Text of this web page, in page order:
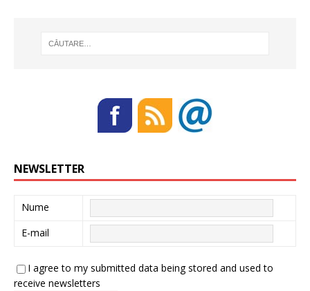
NEWSLETTER
Nume
E-mail
I agree to my submitted data being stored and used to
receive newsletters